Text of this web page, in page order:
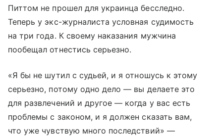
Питтом не прошел для украинца бесследно.
Теперь у экс-журналиста условная судимость
на три года. К своему наказания мужчина
пообещал отнестись серьезно.
«Я бы не шутил с судьей, и я отношусь к этому
серьезно, потому одно дело — вы делаете это
для развлечений и другое — когда у вас есть
проблемы с законом, и я должен сказать вам,
что уже чувствую много последствий» —